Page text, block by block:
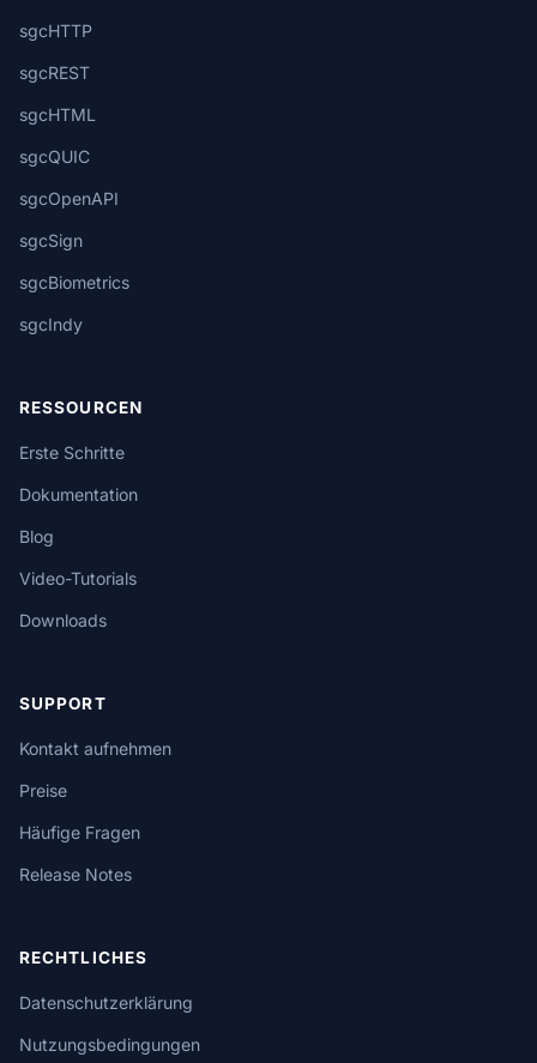
sgcHTTP
sgcREST
sgcHTML
sgcQUIC
sgcOpenAPI
sgcSign
sgcBiometrics
sgcIndy
RESSOURCEN
Erste Schritte
Dokumentation
Blog
Video-Tutorials
Downloads
SUPPORT
Kontakt aufnehmen
Preise
Häufige Fragen
Release Notes
RECHTLICHES
Datenschutzerklärung
Nutzungsbedingungen